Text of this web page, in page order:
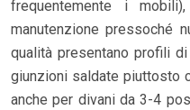
frequentemente i
manutenzione pressoché
qualità presentano profili
giunzioni saldate piuttosto
anche per divani da 3-4